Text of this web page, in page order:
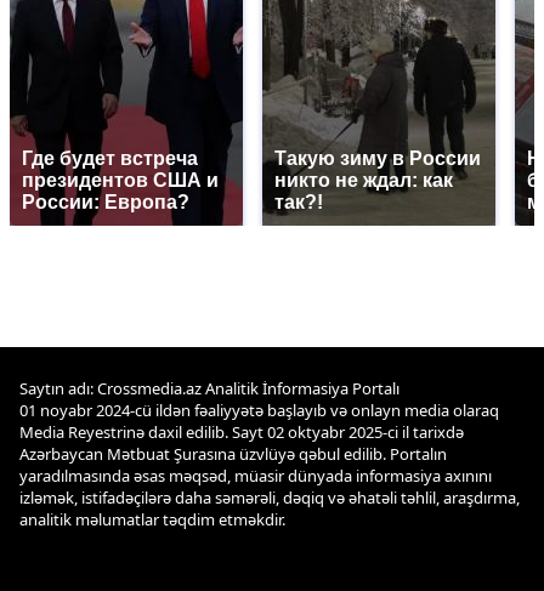
Где будет встреча
президентов США и
России: Европа?
Такую зиму в России
никто не ждал: как
так?!
Saytın adı: Crossmedia.az Analitik İnformasiya Portalı
01 noyabr 2024-cü ildən fəaliyyətə başlayıb və onlayn media olaraq
Media Reyestrinə daxil edilib. Sayt 02 oktyabr 2025-ci il tarixdə
Azərbaycan Mətbuat Şurasına üzvlüyə qəbul edilib. Portalın
yaradılmasında əsas məqsəd, müasir dünyada informasiya axınını
izləmək, istifadəçilərə daha səmərəli, dəqiq və əhatəli təhlil, araşdırma,
analitik məlumatlar təqdim etməkdir.